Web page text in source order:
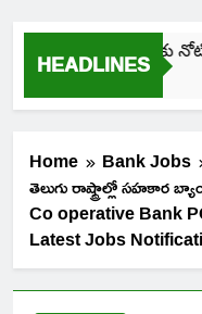
HEADLINES
లో ఉద్యోగాలకు
Home
Bank Jobs
తెలుగు రాష్ట్రాల్లో సహకార
Co operative Bank
Latest Jobs